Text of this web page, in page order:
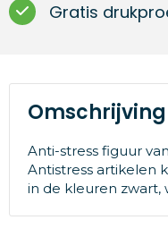
Gratis
Omschrijving
Anti-stress figuur
Antistress artikelen
in de kleuren zwart,